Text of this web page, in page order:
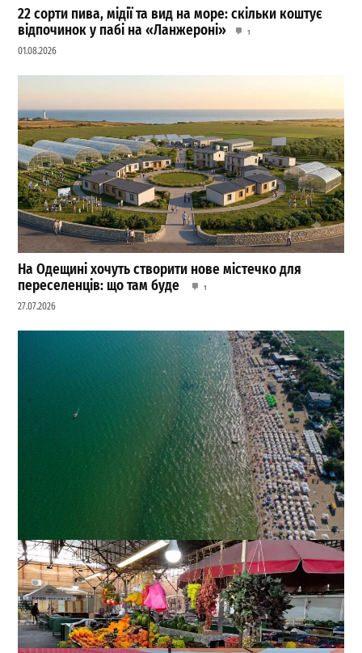
22 сорти пива, мідії та вид на море: скільки коштує
відпочинок у пабі на «Ланжероні»
1
01.08.2026
На Одещині хочуть створити нове містечко для
переселенців: що там буде
1
27.07.2026
Одеса готується до спекотної неділі: що з
температурою моря
0
02.08.2026
ВИБІР РЕДАКЦІЇ